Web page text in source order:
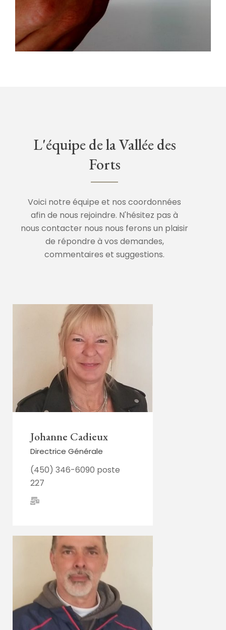
L'équipe de la Vallée des
Forts
Voici notre équipe et nos coordonnées
afin de nous rejoindre. N'hésitez pas à
nous contacter nous nous ferons un plaisir
de répondre à vos demandes,
commentaires et suggestions.
Johanne Cadieux
Directrice Générale
(450) 346-6090 poste
227